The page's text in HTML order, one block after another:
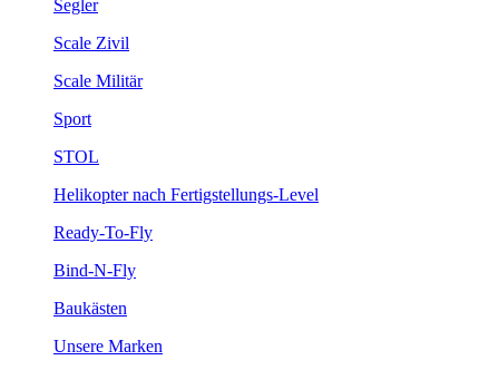
Segler
Scale Zivil
Scale Militär
Sport
STOL
Helikopter nach Fertigstellungs-Level
Ready-To-Fly
Bind-N-Fly
Baukästen
Unsere Marken